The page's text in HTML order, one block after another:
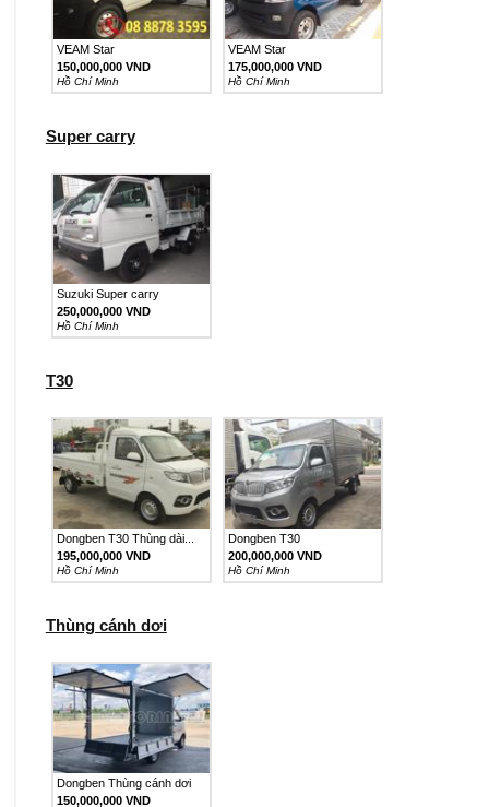
VEAM Star
150,000,000 VND
Hồ Chí Minh
VEAM Star
175,000,000 VND
Hồ Chí Minh
Super carry
Suzuki Super carry
250,000,000 VND
Hồ Chí Minh
T30
Dongben T30 Thùng dài...
195,000,000 VND
Hồ Chí Minh
Dongben T30
200,000,000 VND
Hồ Chí Minh
Thùng cánh dơi
Dongben Thùng cánh dơi
150,000,000 VND